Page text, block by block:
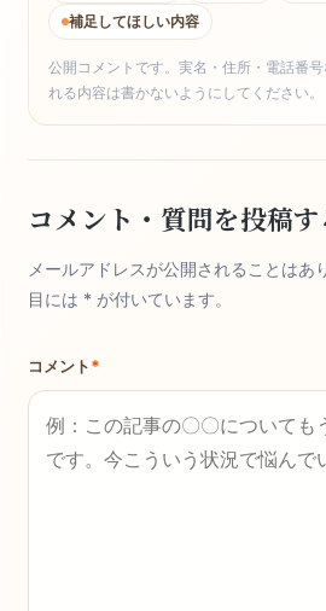
補足してほしい内容
公開コメントです。実名・住所・電話番
れる内容は書かないようにしてください。
コメント・質問を投稿す
メールアドレスが公開されることはあ
目には * が付いています。
コメント*